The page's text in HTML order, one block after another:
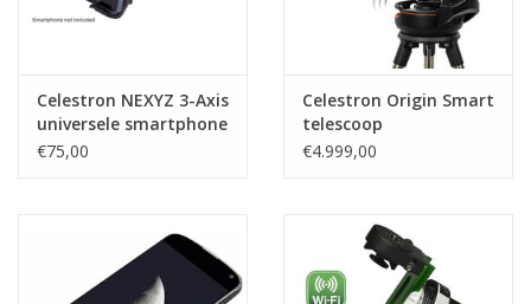
Aanbiedingen
Astrofotografie
Cadeaubonnen
Celestron NEXYZ 3-Axis
universele smartphone
adapter
€75,00
Celestron Origin Smart
telescoop
€4.999,00